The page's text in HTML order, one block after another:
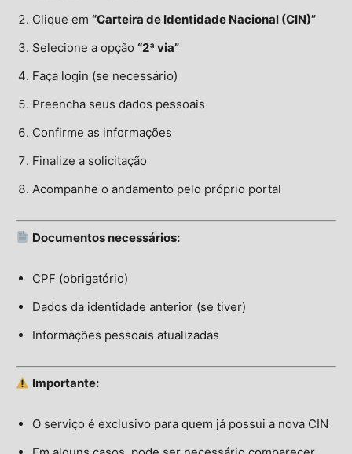
Clique em “Carteira de Identidade Nacional (CIN)”
Selecione a opção “2ª via”
Faça login (se necessário)
Preencha seus dados pessoais
Confirme as informações
Finalize a solicitação
Acompanhe o andamento pelo próprio portal
Documentos necessários:
CPF (obrigatório)
Dados da identidade anterior (se tiver)
Informações pessoais atualizadas
Importante:
O serviço é exclusivo para quem já possui a nova CIN